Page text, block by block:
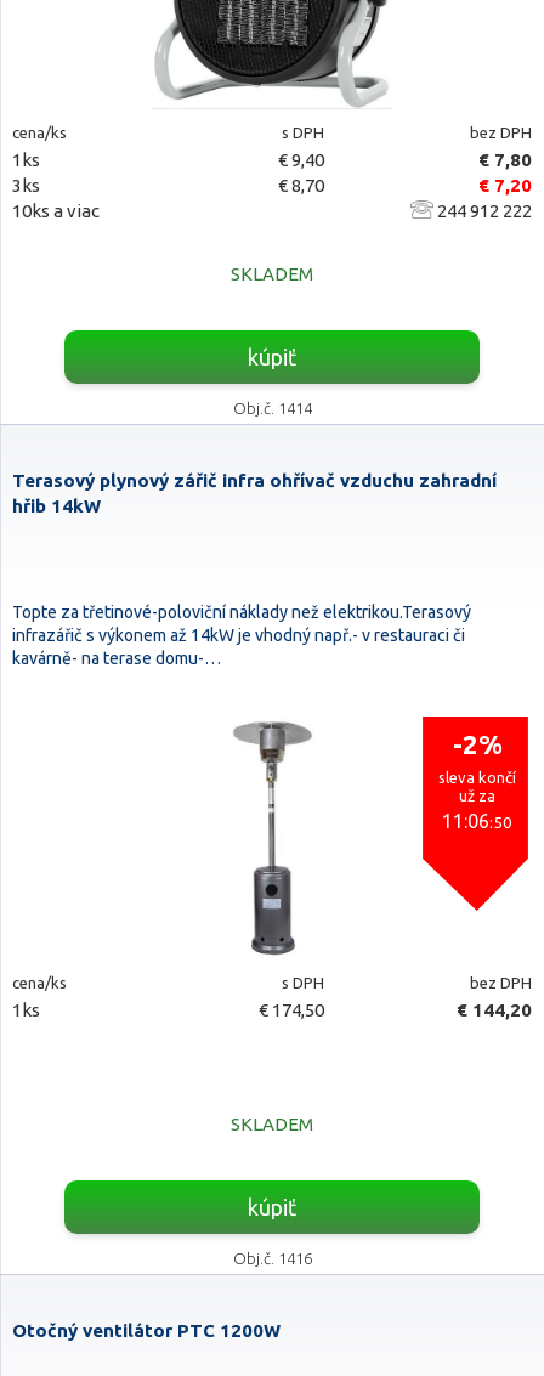
cena/ks s DPH bez DPH
1ks € 9,40
€ 7,80
3ks
€ 8,70
€ 7,20
10ks a viac
244 912 222
SKLADEM
kúpiť
Obj.č. 1414
Terasový plynový zářič infra ohřívač vzduchu zahradní
hřib 14kW
Topte za třetinové-poloviční náklady než elektrikou.Terasový
infrazářič s výkonem až 14kW je vhodný např.- v restauraci či
kavárně- na terase domu-…
-2%
sleva končí
už za
11:06:50
cena/ks s DPH bez DPH
1ks € 174,50 € 144,20
SKLADEM
kúpiť
Obj.č. 1416
Otočný ventilátor PTC 1200W